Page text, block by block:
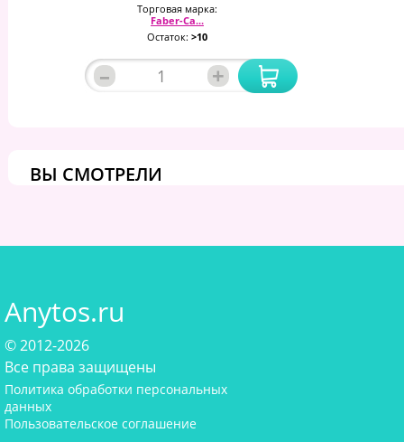
Торговая марка:
Faber-Ca...
Остаток: >10
– +
ВЫ СМОТРЕЛИ
Anytos.ru
© 2012-2026
Все права защищены
Политика обработки персональных
данных
Пользовательское соглашение